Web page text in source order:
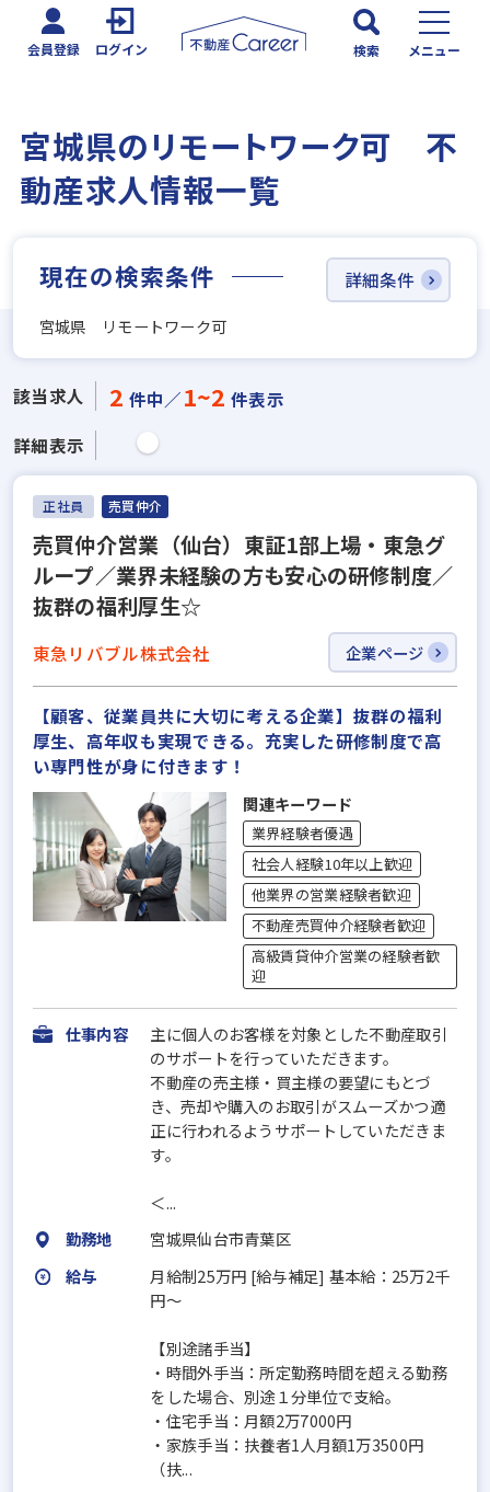
会員登録 ログイン 検索 メニュー
宮城県のリモートワーク可 不
動産求人情報一覧
現在の検索条件
宮城県 リモートワーク可
詳細条件
該当求人 2 件中／1~2 件表示
詳細表示
正社員 売買仲介
売買仲介営業（仙台）東証1部上場・東急グ
ループ／業界未経験の方も安心の研修制度／
抜群の福利厚生☆
東急リバブル株式会社 企業ページ
【顧客、従業員共に大切に考える企業】抜群の福利
厚生、高年収も実現できる。充実した研修制度で高
い専門性が身に付きます！
関連キーワード
業界経験者優遇
社会人経験10年以上歓迎
他業界の営業経験者歓迎
不動産売買仲介経験者歓迎
高級賃貸仲介営業の経験者歓
迎
仕事内容
主に個人のお客様を対象とした不動産取引
のサポートを行っていただきます。
不動産の売主様・買主様の要望にもとづ
き、売却や購入のお取引がスムーズかつ適
正に行われるようサポートしていただきま
す。
＜...
勤務地
宮城県仙台市青葉区
給与
月給制25万円 [給与補足] 基本給：25万2千
円～
【別途諸手当】
・時間外手当：所定勤務時間を超える勤務
をした場合、別途１分単位で支給。
・住宅手当：月額2万7000円
・家族手当：扶養者1人月額1万3500円
（扶...